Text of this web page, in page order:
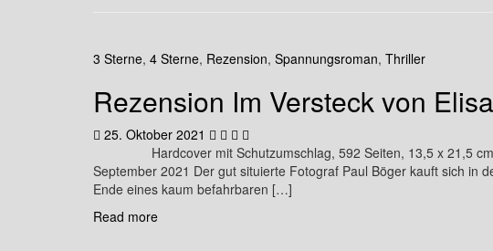
3 Sterne, 4 Sterne, Rezension, Spannungsroman, Thriller
Rezension Im Versteck von
25. Oktober 2021
Hardcover mit Schutzumschlag, 592 Seiten, 13,5 x 21,5 cm
September 2021 Der gut situierte Fotograf Paul Böger kauft sich in
Ende eines kaum befahrbaren […]
Read more